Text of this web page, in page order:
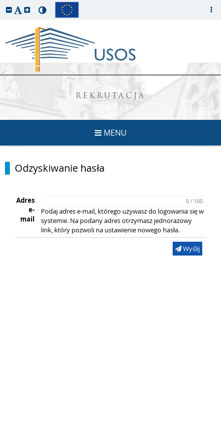
REKRUTACJA
MENU
Odzyskiwanie hasła
Adres
e-
mail
0 / 100
Podaj adres e-mail, którego używasz do logowania się w
systemie. Na podany adres otrzymasz jednorazowy
link, który pozwoli na ustawienie nowego hasła.
Wyślij